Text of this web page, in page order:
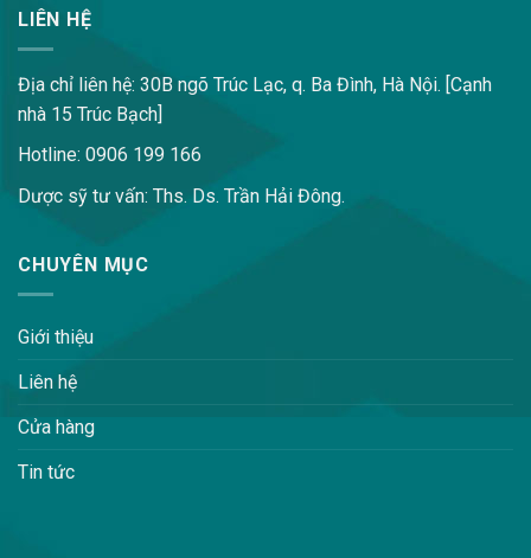
LIÊN HỆ
Địa chỉ liên hệ: 30B ngõ Trúc Lạc, q. Ba Đình, Hà Nội. [Cạnh
nhà 15 Trúc Bạch]
Hotline: 0906 199 166
Dược sỹ tư vấn: Ths. Ds. Trần Hải Đông.
CHUYÊN MỤC
Giới thiệu
Liên hệ
Cửa hàng
Tin tức